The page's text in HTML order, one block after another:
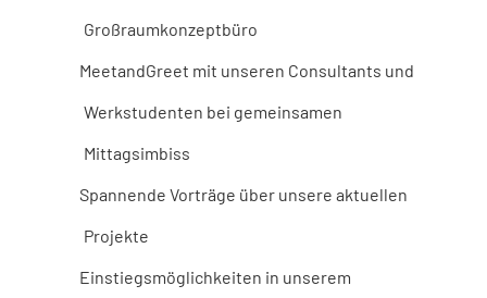
Großraumkonzeptbüro
MeetandGreet mit unseren Consultants und
Werkstudenten bei gemeinsamen
Mittagsimbiss
Spannende Vorträge über unsere aktuellen
Projekte
Einstiegsmöglichkeiten in unserem